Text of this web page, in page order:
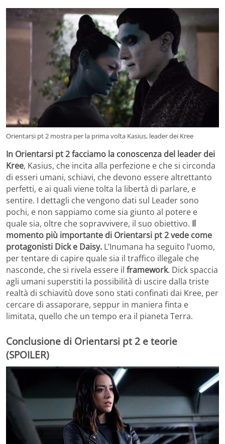
Orientarsi pt 2 mostra per la prima volta Kasius, leader dei Kree
In Orientarsi pt 2 facciamo la conoscenza del leader dei
Kree, Kasius, che incita alla perfezione e che si circonda
di esseri umani, schiavi, che devono essere altrettanto
perfetti, e ai quali viene tolta la libertà di parlare, e
sentire. I dettagli che vengono dati sul Leader sono
pochi, e non sappiamo come sia giunto al potere e
quale sia, oltre che sopravvivere, il suo obiettivo. Il
momento più importante di Orientarsi pt 2 vede come
protagonisti Dick e Daisy. L’Inumana ha seguito l’uomo,
per tentare di capire quale sia il traffico illegale che
nasconde, che si rivela essere il framework. Dick spaccia
agli umani superstiti la possibilità di uscire dalla triste
realtà di schiavitù dove sono stati confinati dai Kree, per
cercare di assaporare, seppur in maniera finta e
limitata, quello che un tempo era il pianeta Terra.
Conclusione di Orientarsi pt 2 e teorie
(SPOILER)